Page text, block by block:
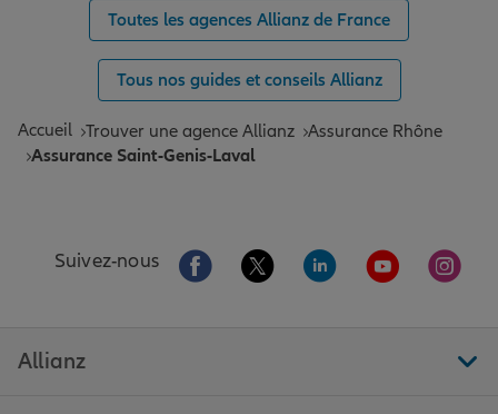
Toutes les agences Allianz de France
Tous nos guides et conseils Allianz
Accueil Trouver une agence Allianz Assurance Rhône
Assurance Saint-Genis-Laval
Suivez-nous Aller sur la page Facebook de Allianz
Aller sur la page Twitter de
Aller sur la page
Aller sur la
Aller
Allianz